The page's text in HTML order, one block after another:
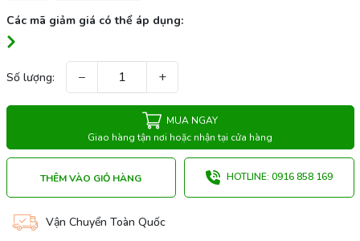
Các mã giảm giá có thể áp dụng:
Số lượng: − +
MUA NGAY
Giao hàng tận nơi hoặc nhận tại cửa hàng
THÊM VÀO GIỎ HÀNG HOTLINE: 0916 858 169
Vận Chuyển Toàn Quốc